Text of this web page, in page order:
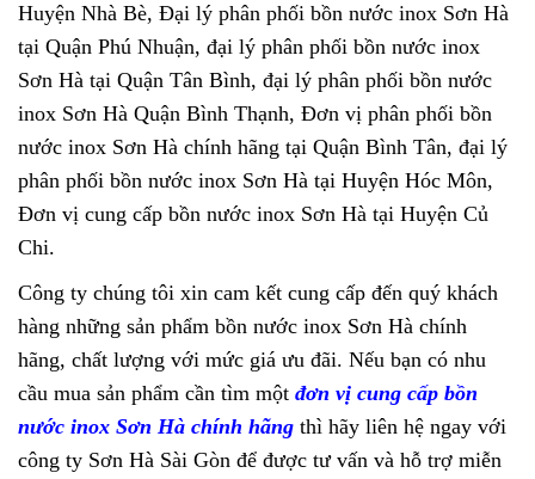
Huyện Nhà Bè, Đại lý phân phối bồn nước inox Sơn Hà
tại Quận Phú Nhuận, đại lý phân phối bồn nước inox
Sơn Hà tại Quận Tân Bình, đại lý phân phối bồn nước
inox Sơn Hà Quận Bình Thạnh, Đơn vị phân phối bồn
nước inox Sơn Hà chính hãng tại Quận Bình Tân, đại lý
phân phối bồn nước inox Sơn Hà tại Huyện Hóc Môn,
Đơn vị cung cấp bồn nước inox Sơn Hà tại Huyện Củ
Chi.
Công ty chúng tôi xin cam kết cung cấp đến quý khách
hàng những sản phẩm bồn nước inox Sơn Hà chính
hãng, chất lượng với mức giá ưu đãi. Nếu bạn có nhu
cầu mua sản phẩm cần tìm một đơn vị cung cấp bồn
nước inox Sơn Hà chính hãng thì hãy liên hệ ngay với
công ty Sơn Hà Sài Gòn để được tư vấn và hỗ trợ miễn